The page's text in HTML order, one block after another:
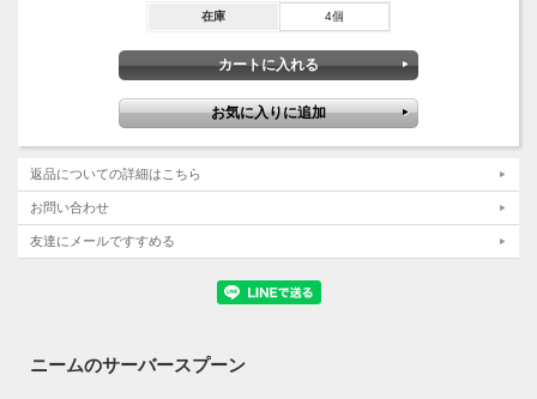
在庫 4個
返品についての詳細はこちら
お問い合わせ
友達にメールですすめる
ニームのサーバースプーン